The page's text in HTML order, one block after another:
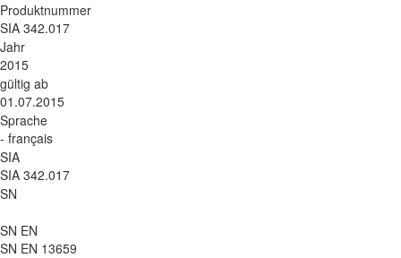
Produktnummer
SIA 342.017
Jahr
2015
gültig ab
01.07.2015
Sprache
- français
SIA
SIA 342.017
SN
SN EN
SN EN 13659